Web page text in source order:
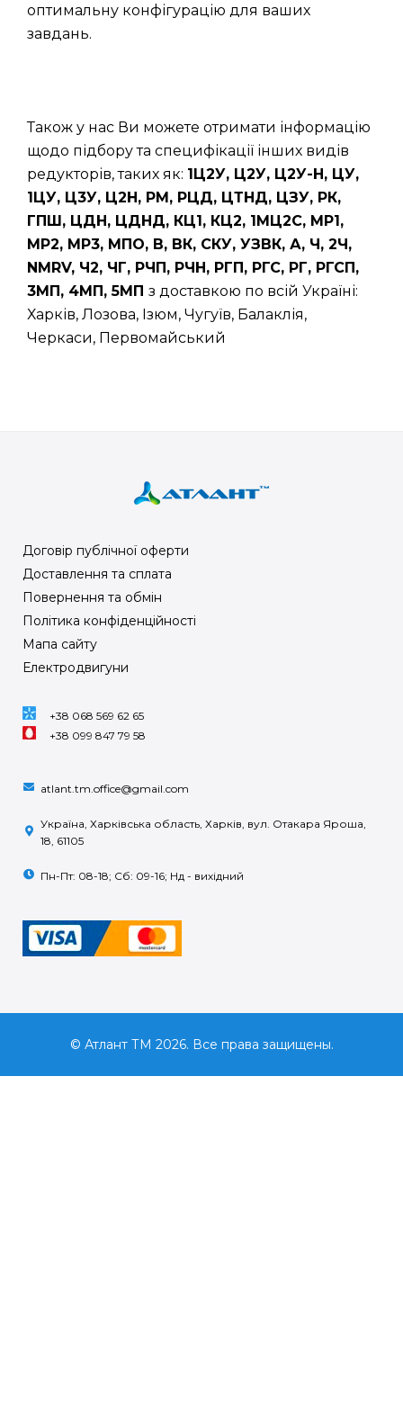
оптимальну конфігурацію для ваших
завдань.
Також у нас Ви можете отримати інформацію
щодо підбору та специфікації інших видів
редукторів, таких як: 1Ц2У, Ц2У, Ц2У-Н, ЦУ,
1ЦУ, Ц3У, Ц2Н, РМ, РЦД, ЦТНД, ЦЗУ, РК,
ГПШ, ЦДН, ЦДНД, КЦ1, КЦ2, 1МЦ2С, МР1,
МР2, МР3, МПО, В, ВК, СКУ, УЗВК, А, Ч, 2Ч,
NMRV, Ч2, ЧГ, РЧП, РЧН, РГП, РГС, РГ, РГСП,
3МП, 4МП, 5МП з доставкою по всій Україні:
Харків, Лозова, Ізюм, Чугуїв, Балаклія,
Черкаси, Первомайський
Договір публічної оферти
Доставлення та сплата
Повернення та обмін
Політика конфіденційності
Мапа сайту
Електродвигуни
+38 068 569 62 65
+38 099 847 79 58
atlant.tm.office@gmail.com
Україна, Харківська область, Харків, вул. Отакара Яроша,
18, 61105
Пн-Пт: 08-18; Сб: 09-16; Нд - вихідний
© Атлант ТМ 2026. Все права защищены.